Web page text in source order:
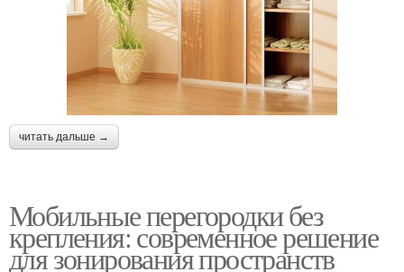
читать дальше →
Мобильные перегородки без
крепления: современное решение
для зонирования пространств